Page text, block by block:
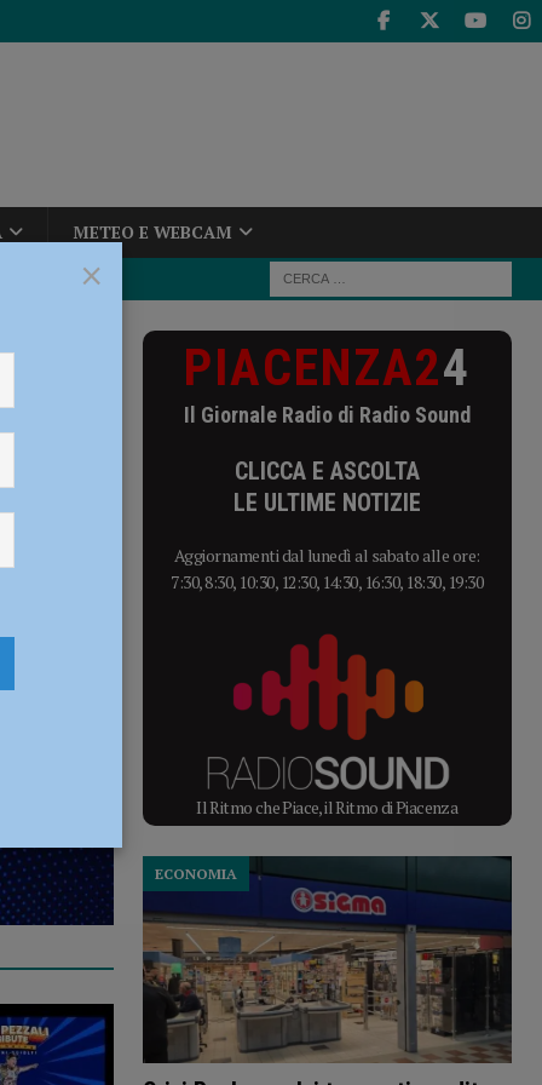
METEO E WEBCAM
misure più
che
più
PIACENZA24
Il Giornale Radio di Radio Sound
CLICCA E ASCOLTA
LE ULTIME NOTIZIE
Aggiornamenti dal lunedì al sabato alle ore:
7:30, 8:30, 10:30, 12:30, 14:30, 16:30, 18:30, 19:30
Il Ritmo che Piace, il Ritmo di Piacenza
ECONOMIA
×